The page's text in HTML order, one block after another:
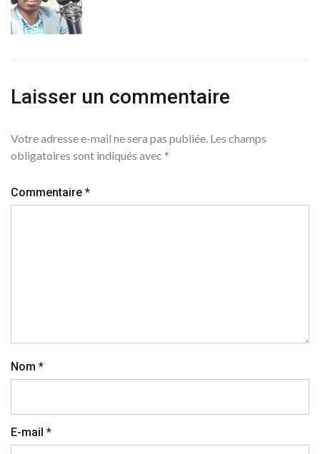
Laisser un commentaire
Votre adresse e-mail ne sera pas publiée. Les champs
obligatoires sont indiqués avec *
Commentaire *
Nom *
E-mail *